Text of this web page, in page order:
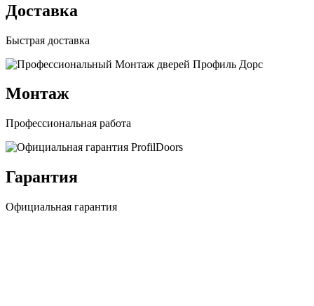
Доставка
Быстрая доставка
Монтаж
Профессиональная работа
Гарантия
Официальная гарантия